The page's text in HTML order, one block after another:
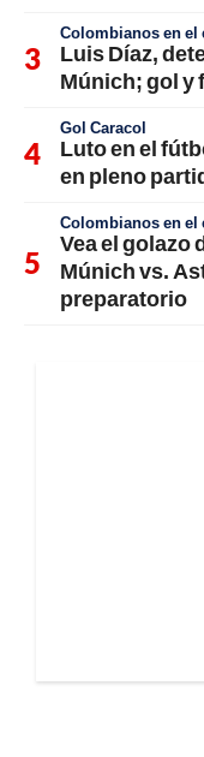
Colombianos en el
Luis Díaz,
Múnich; gol y
Gol Caracol
Luto en el
en pleno
Colombianos en el
Vea el golazo
Múnich vs.
preparatorio